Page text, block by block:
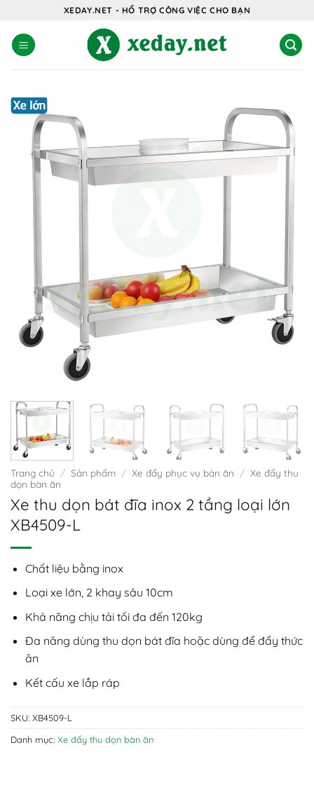
nội
dung
XEDAY.NET - HỔ TRỢ CÔNG VIỆC CHO BẠN
Trang chủ / Sản phẩm / Xe đẩy phục vụ bàn ăn / Xe đẩy thu
dọn bàn ăn
Xe thu dọn bát đĩa inox 2 tầng loại lớn
XB4509-L
Chất liệu bằng inox
Loại xe lớn, 2 khay sâu 10cm
Khả năng chịu tải tối đa đến 120kg
Đa năng dùng thu dọn bát đĩa hoặc dùng để đẩy thức
ăn
Kết cấu xe lắp ráp
SKU: XB4509-L
Danh mục: Xe đẩy thu dọn bàn ăn